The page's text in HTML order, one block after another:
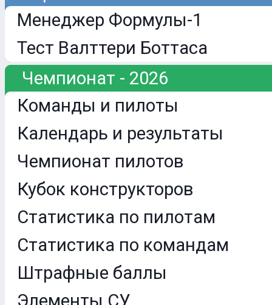
Менеджер Формулы-1
Тест Валттери Боттаса
Чемпионат - 2026
Команды и пилоты
Календарь и результаты
Чемпионат пилотов
Кубок конструкторов
Статистика по пилотам
Статистика по командам
Штрафные баллы
Элементы СУ